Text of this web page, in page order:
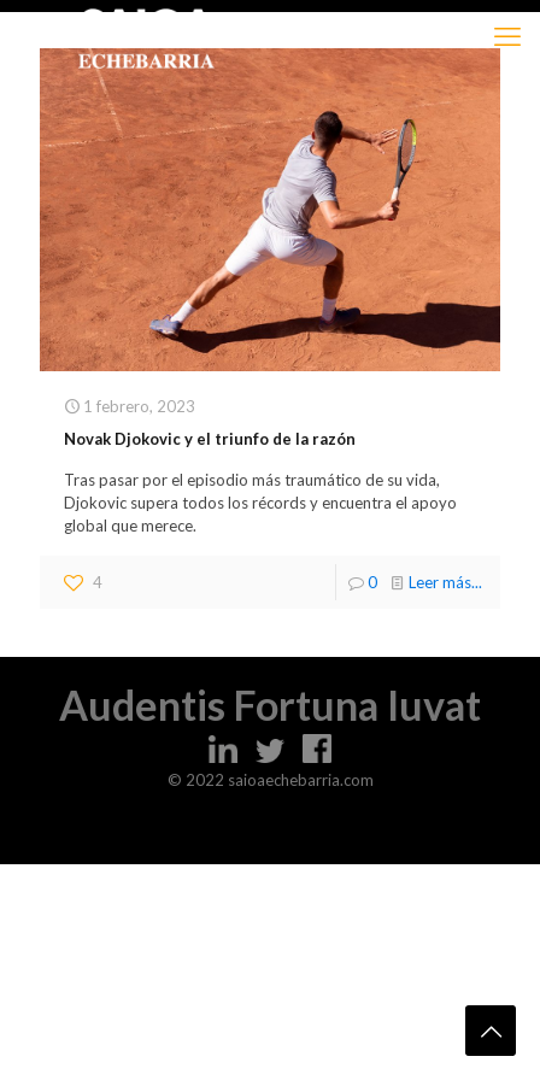
1 febrero, 2023
Novak Djokovic y el triunfo de la razón
Tras pasar por el episodio más traumático de su vida,
Djokovic supera todos los récords y encuentra el apoyo
global que merece.
4 0 Leer más...
Audentis Fortuna Iuvat
© 2022 saioaechebarria.com